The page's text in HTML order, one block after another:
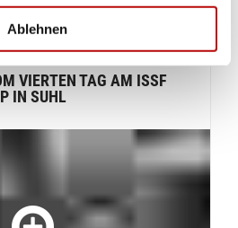
Ablehnen
Cup fucile 10m mixed gold match
VIERTEN TAG AM ISSF
IN SUHL